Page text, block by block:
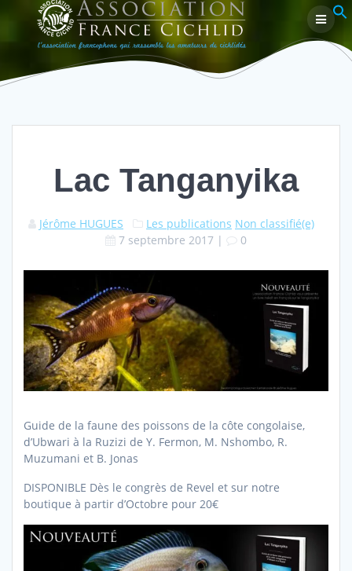
Passer
au
contenu
Lac Tanganyika
Lac Tanganyika
Jérôme HUGUES Les publications Non classifié(e)
7 septembre 2017 | 0
Guide de la faune des poissons de la côte congolaise,
d’Ubwari à la Ruzizi de Y. Fermon, M. Nshombo, R.
Muzumani et B. Jonas
DISPONIBLE Dès le congrès de Revel et sur notre
boutique à partir d’Octobre pour 20€